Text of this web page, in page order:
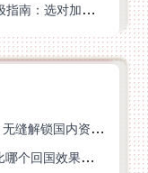
在美国玩天涯明月刀总卡顿？2026终极指南：选对加速器让你丝滑连招
海外党必看：如何选对回国翻墙VPN，无缝解锁国内资源？
ChickCN VPN好用吗？和海牛VPN对比哪个回国效果更好？